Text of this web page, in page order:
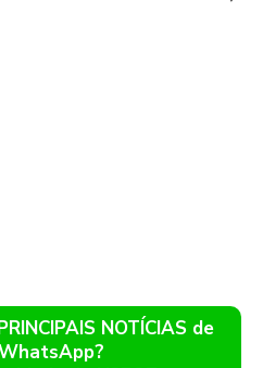
NOTÍCIAS de